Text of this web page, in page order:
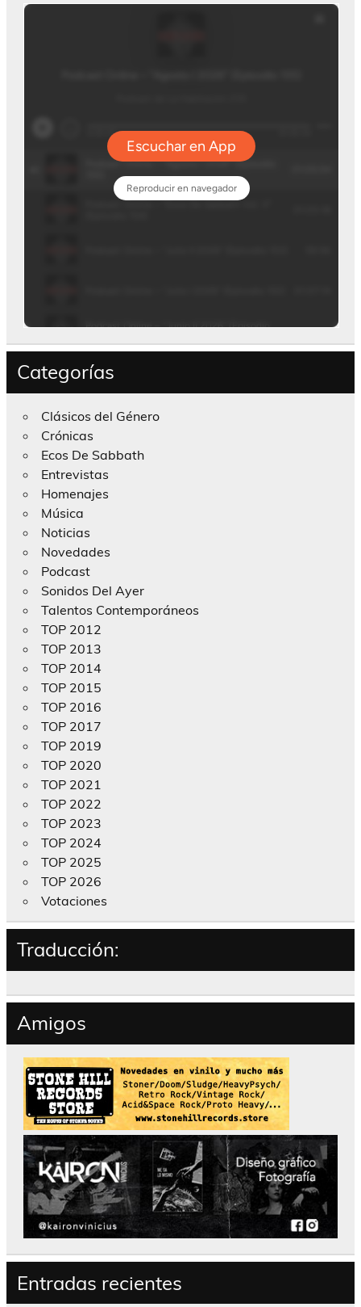
Categorías
Clásicos del Género
Crónicas
Ecos De Sabbath
Entrevistas
Homenajes
Música
Noticias
Novedades
Podcast
Sonidos Del Ayer
Talentos Contemporáneos
TOP 2012
TOP 2013
TOP 2014
TOP 2015
TOP 2016
TOP 2017
TOP 2019
TOP 2020
TOP 2021
TOP 2022
TOP 2023
TOP 2024
TOP 2025
TOP 2026
Votaciones
Traducción:
Amigos
Entradas recientes